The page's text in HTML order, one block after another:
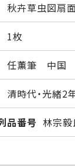
秋卉草虫図扇
1枚
任薫筆 中国
清時代・光緒2
品番号 林宗